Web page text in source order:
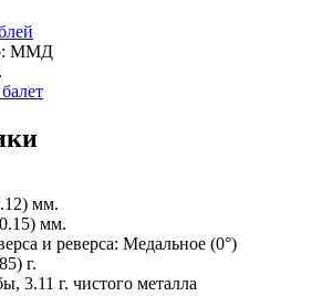
ММД
мм.
мм.
и реверса: Медальное (0°)
г.
3.11 г. чистого металла